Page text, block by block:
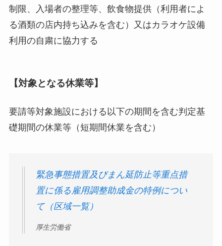
制限、入場者の整理等、飲食物提供（利用者によ
る酒類の店内持ち込みを含む）又はカラオケ設備
利用の自粛に協力する
【対象となる休業等】
要請等対象施設における以下の期間を含む判定基
礎期間の休業等（短期間休業を含む）
緊急事態措置及びまん延防止等重点措
置に係る雇用調整助成金の特例につい
て（区域一覧）
厚生労働省